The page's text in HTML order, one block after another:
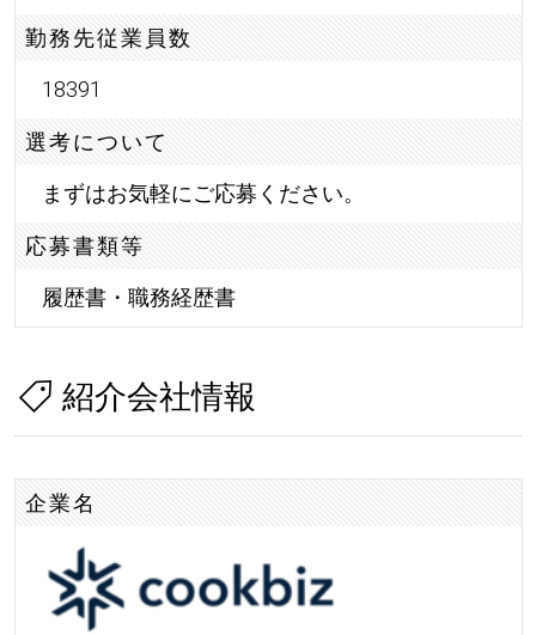
勤務先従業員数
18391
選考について
まずはお気軽にご応募ください。
応募書類等
履歴書・職務経歴書
紹介会社情報
企業名